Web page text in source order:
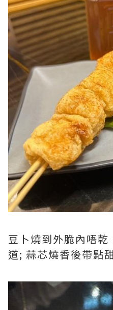
豆卜燒到外脆內唔
道; 蒜芯燒香後帶點